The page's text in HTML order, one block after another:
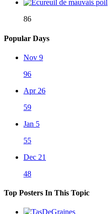
86
Popular Days
Nov 9
96
Apr 26
59
Jan 5
55
Dec 21
48
Top Posters In This Topic